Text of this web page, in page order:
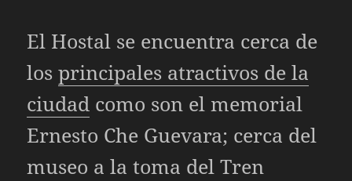
El Hostal se encuentra cerca de
losprincipales atractivos de la
ciudad como son el memorial
Ernesto Che Guevara; cerca del
museo a la toma del Tren